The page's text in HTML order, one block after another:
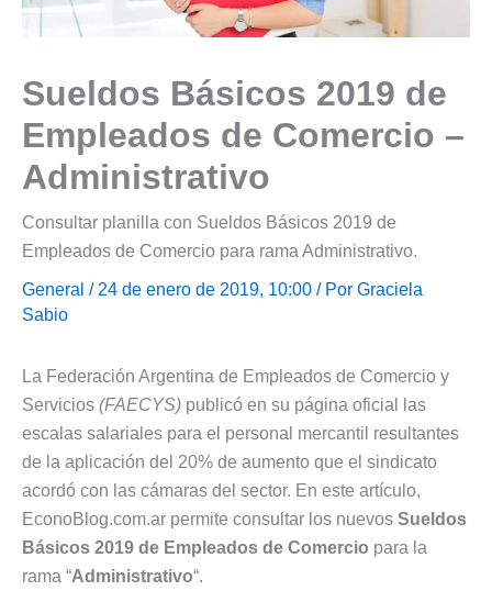
Sueldos Básicos 2019 de
Empleados de Comercio –
Administrativo
Consultar planilla con Sueldos Básicos 2019 de
Empleados de Comercio para rama Administrativo.
General / 24 de enero de 2019, 10:00 / Por Graciela
Sabio
La Federación Argentina de Empleados de Comercio y
Servicios (FAECYS) publicó en su página oficial las
escalas salariales para el personal mercantil resultantes
de la aplicación del 20% de aumento que el sindicato
acordó con las cámaras del sector. En este artículo,
EconoBlog.com.ar permite consultar los nuevos Sueldos
Básicos 2019 de Empleados de Comercio para la
rama “Administrativo“.